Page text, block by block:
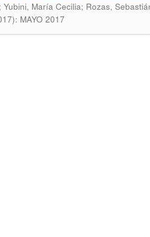
María Cecilia; Rozas,
MAYO 2017